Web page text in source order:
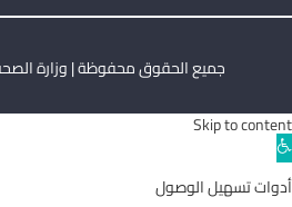
جميع الحقوق محفوظة | وزارة الصحة
Skip to content
Open
toolbar
أدوات تسهيل الوصول